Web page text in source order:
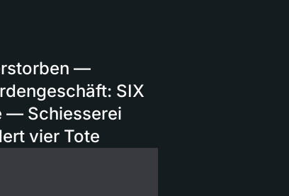
—
SIX
— Schiesserei
vier Tote